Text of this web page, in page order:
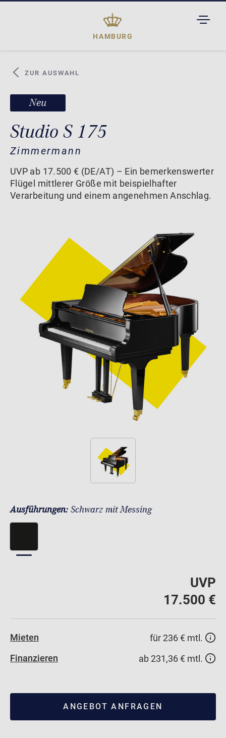
HAMBURG
ZUR AUSWAHL
Neu
Studio S 175
Zimmermann
UVP ab 17.500 € (DE/AT) – Ein bemerkenswerter
Flügel mittlerer Größe mit beispielhafter
Verarbeitung und einem angenehmen Anschlag.
Ausführungen: Schwarz mit Messing
UVP
17.500 €
Mieten
für 236 € mtl.
Finanzieren
ab 231,36 € mtl.
ANGEBOT ANFRAGEN